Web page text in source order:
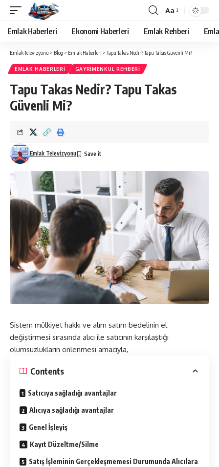
Yazı
Tipi
Boyutlandırıcı
Aa
Emlak Haberleri Ekonomi Haberleri Emlak Rehberi
Emlak Televizyonu > Blog > Emlak Haberleri >Tapu Takas Nedir? Tapu Takas Güvenli Mi?
EMLAK HABERLERI GAYRIMENKUL REHBERI
Tapu Takas Nedir? Tapu Takas
Güvenli Mi?
Emlak Televizyonu
Sistem mülkiyet hakkı ve alım satım bedelinin el
değiştirmesi sırasında alıcı ile satıcının karşılaştığı
olumsuzlukların önlenmesi amacıyla,
Contents
Satıcıya sağladığı avantajlar
Alıcıya sağladığı avantajlar
Genel İşleyiş
Kayıt Düzeltme/Silme
Satış İşleminin Gerçekleşmemesi Durumunda Alıcılara